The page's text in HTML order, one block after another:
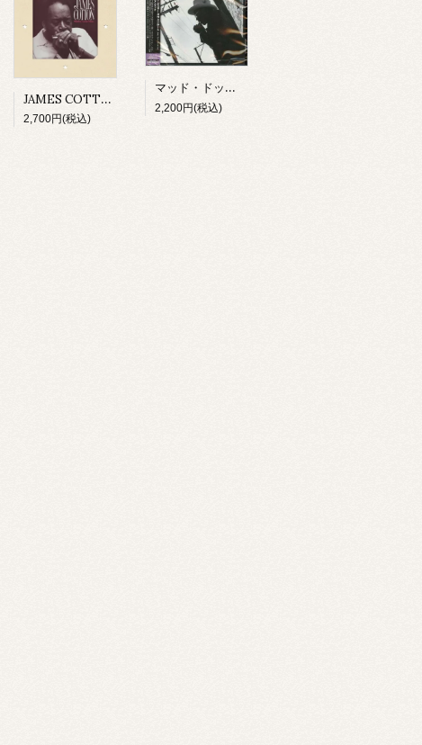
JAMES COTTON/ MIGHTY LONG TIME(CD)
2,700円(税込)
マッド・ドッグ・レスター・ダヴェンポート/ アイ・スメル・ア・ラット(CD)
2,200円(税込)